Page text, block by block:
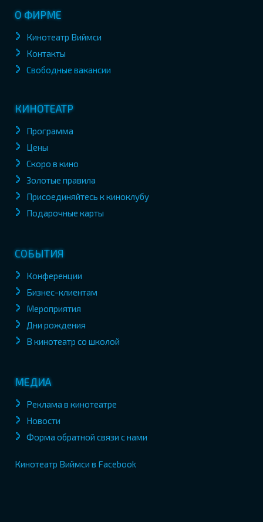
О ФИРМЕ
Кинотеатр Виймси
Контакты
Свободные вакансии
КИНОТЕАТР
Программа
Цены
Скоро в кино
Золотые правила
Присоединяйтесь к киноклубу
Подарочные карты
СОБЫТИЯ
Конференции
Бизнес-клиентам
Мероприятия
Дни рождения
В кинотеатр со школой
МЕДИА
Реклама в кинотеатре
Новости
Форма обратной связи с нами
Кинотеатр Виймси в Facebook